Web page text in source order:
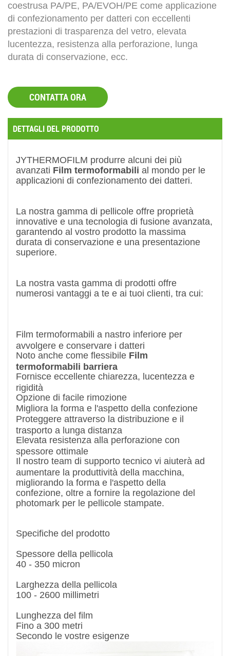
coestrusa PA/PE, PA/EVOH/PE come applicazione
di confezionamento per datteri con eccellenti
prestazioni di trasparenza del vetro, elevata
lucentezza, resistenza alla perforazione, lunga
durata di conservazione, ecc.
CONTATTA ORA
DETTAGLI DEL PRODOTTO
JYTHERMOFILM produrre alcuni dei più
avanzati Film termoformabili al mondo per le
applicazioni di confezionamento dei datteri.
La nostra gamma di pellicole offre proprietà
innovative e una tecnologia di fusione avanzata,
garantendo al vostro prodotto la massima
durata di conservazione e una presentazione
superiore.
La nostra vasta gamma di prodotti offre
numerosi vantaggi a te e ai tuoi clienti, tra cui:
Film termoformabili a nastro inferiore per
avvolgere e conservare i datteri
Noto anche come flessibile Film
termoformabili barriera
Fornisce eccellente chiarezza, lucentezza e
rigidità
Opzione di facile rimozione
Migliora la forma e l'aspetto della confezione
Proteggere attraverso la distribuzione e il
trasporto a lunga distanza
Elevata resistenza alla perforazione con
spessore ottimale
Il nostro team di supporto tecnico vi aiuterà ad
aumentare la produttività della macchina,
migliorando la forma e l'aspetto della
confezione, oltre a fornire la regolazione del
photomark per le pellicole stampate.
Specifiche del prodotto
Spessore della pellicola
40 - 350 micron
Larghezza della pellicola
100 - 2600 millimetri
Lunghezza del film
Fino a 300 metri
Secondo le vostre esigenze